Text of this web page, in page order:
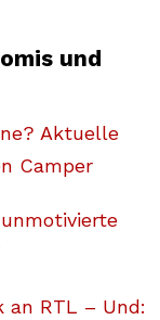
und
Aktuelle
Camper
an RTL – Und: